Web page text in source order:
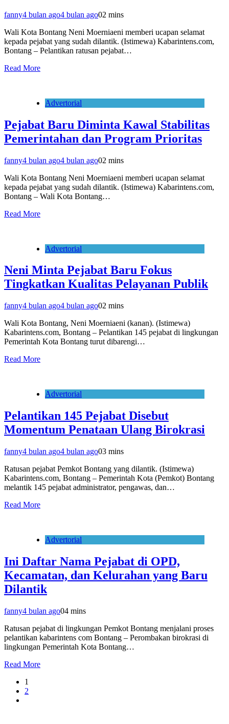
fanny4 bulan ago4 bulan ago02 mins
Wali Kota Bontang Neni Moerniaeni memberi ucapan selamat
kepada pejabat yang sudah dilantik. (Istimewa) Kabarintens.com,
Bontang – Pelantikan ratusan pejabat…
Read More
Advertorial
Pejabat Baru Diminta Kawal Stabilitas
Pemerintahan dan Program Prioritas
fanny4 bulan ago4 bulan ago02 mins
Wali Kota Bontang Neni Moerniaeni memberi ucapan selamat
kepada pejabat yang sudah dilantik. (Istimewa) Kabarintens.com,
Bontang – Wali Kota Bontang…
Read More
Advertorial
Neni Minta Pejabat Baru Fokus
Tingkatkan Kualitas Pelayanan Publik
fanny4 bulan ago4 bulan ago02 mins
Wali Kota Bontang, Neni Moerniaeni (kanan). (Istimewa)
Kabarintens.com, Bontang – Pelantikan 145 pejabat di lingkungan
Pemerintah Kota Bontang turut dibarengi…
Read More
Advertorial
Pelantikan 145 Pejabat Disebut
Momentum Penataan Ulang Birokrasi
fanny4 bulan ago4 bulan ago03 mins
Ratusan pejabat Pemkot Bontang yang dilantik. (Istimewa)
Kabarintens.com, Bontang – Pemerintah Kota (Pemkot) Bontang
melantik 145 pejabat administrator, pengawas, dan…
Read More
Advertorial
Ini Daftar Nama Pejabat di OPD,
Kecamatan, dan Kelurahan yang Baru
Dilantik
fanny4 bulan ago04 mins
Ratusan pejabat di lingkungan Pemkot Bontang menjalani proses
pelantikan kabarintens com Bontang – Perombakan birokrasi di
lingkungan Pemerintah Kota Bontang…
Read More
1
2